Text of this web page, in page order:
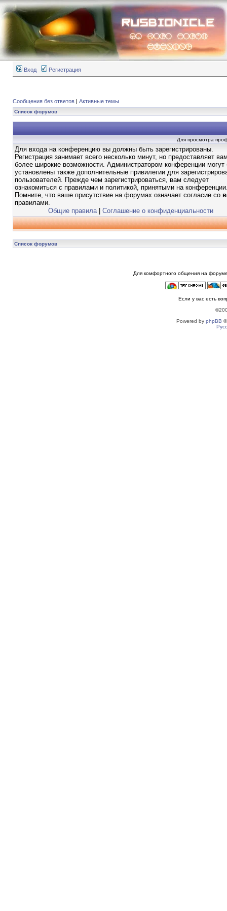
Вход Регистрация
Сообщения без ответов | Активные темы
Список форумов
Для просмотра
Для входа на конференцию вы должны быть зарегистрированы.
Регистрация занимает всего несколько минут, но предоставляет
более широкие возможности. Администратором конференции могут
установлены также дополнительные привилегии для
пользователей. Прежде чем зарегистрироваться, вам следует
ознакомиться с правилами и политикой, принятыми на
Помните, что ваше присутствие на форумах означает согласие со
правилами.
Общие правила| Соглашение о конфиденциальности
Список форумов
Для комфортного общения на
Если у вас есть
Powered by phpBB